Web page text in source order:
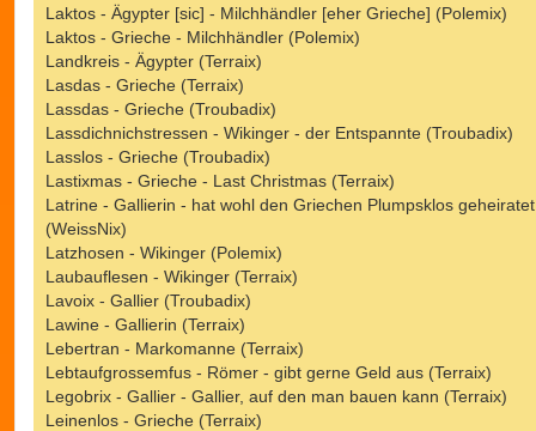
Laktos - Ägypter [sic] - Milchhändler [eher Grieche] (Polemix)
Laktos - Grieche - Milchhändler (Polemix)
Landkreis - Ägypter (Terraix)
Lasdas - Grieche (Terraix)
Lassdas - Grieche (Troubadix)
Lassdichnichstressen - Wikinger - der Entspannte (Troubadix)
Lasslos - Grieche (Troubadix)
Lastixmas - Grieche - Last Christmas (Terraix)
Latrine - Gallierin - hat wohl den Griechen Plumpsklos geheiratet
(WeissNix)
Latzhosen - Wikinger (Polemix)
Laubauflesen - Wikinger (Terraix)
Lavoix - Gallier (Troubadix)
Lawine - Gallierin (Terraix)
Lebertran - Markomanne (Terraix)
Lebtaufgrossemfus - Römer - gibt gerne Geld aus (Terraix)
Legobrix - Gallier - Gallier, auf den man bauen kann (Terraix)
Leinenlos - Grieche (Terraix)